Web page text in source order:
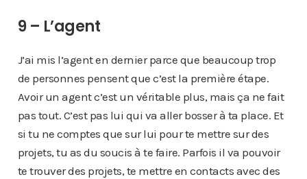
9 – L’agent
J’ai mis l’agent en dernier parce que beaucoup trop
de personnes pensent que c’est la première étape.
Avoir un agent c’est un véritable plus, mais ça ne fait
pas tout. C’est pas lui qui va aller bosser à ta place. Et
si tu ne comptes que sur lui pour te mettre sur des
projets, tu as du soucis à te faire. Parfois il va pouvoir
te trouver des projets, te mettre en contacts avec des